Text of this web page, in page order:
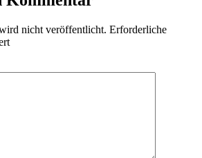
nicht veröffentlicht. Erforderliche